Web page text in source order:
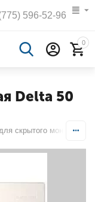
596-52-96
0
Delta 50
скрытого монтажа